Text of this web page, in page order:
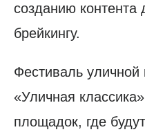
созданию контента
брейкингу.
Фестиваль уличной
«Уличная
площадок, где